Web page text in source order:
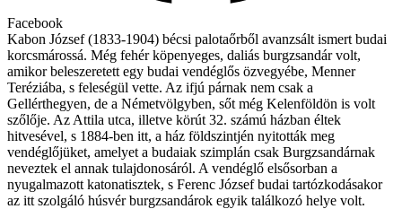
Facebook
Kabon József (1833-1904) bécsi palotaőrből avanzsált ismert budai
korcsmárossá. Még fehér köpenyeges, daliás burgzsandár volt,
amikor beleszeretett egy budai vendéglős özvegyébe, Menner
Teréziába, s feleségül vette. Az ifjú párnak nem csak a
Gellérthegyen, de a Németvölgyben, sőt még Kelenföldön is volt
szőlője. Az Attila utca, illetve körút 32. számú házban éltek
hitvesével, s 1884-ben itt, a ház földszintjén nyitották meg
vendéglőjüket, amelyet a budaiak szimplán csak Burgzsandárnak
neveztek el annak tulajdonosáról. A vendéglő elsősorban a
nyugalmazott katonatisztek, s Ferenc József budai tartózkodásakor
az itt szolgáló húsvér burgzsandárok egyik találkozó helye volt.